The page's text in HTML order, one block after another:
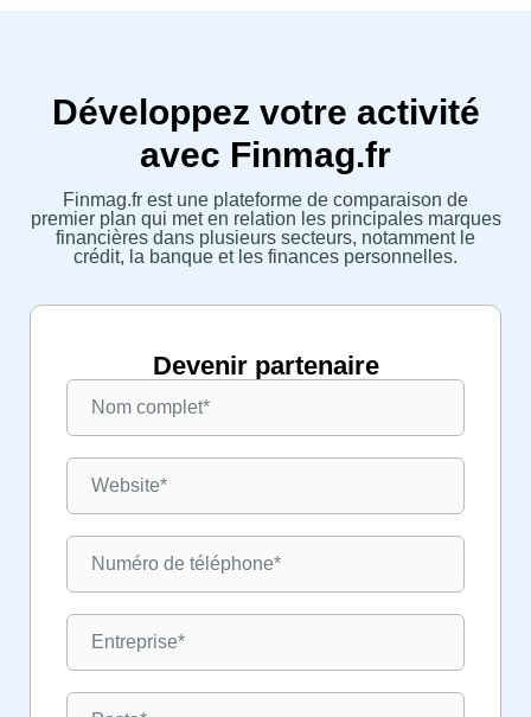
Développez votre activité
avec Finmag.fr
Finmag.fr est une plateforme de comparaison de
premier plan qui met en relation les principales marques
financières dans plusieurs secteurs, notamment le
crédit, la banque et les finances personnelles.
Devenir partenaire